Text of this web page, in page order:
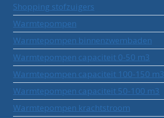
Shopping stofzuigers
Warmtepompen
Warmtepompen binnenzwembaden
Warmtepompen capaciteit 0-50 m3
Warmtepompen capaciteit 100-150 m3
Warmtepompen capaciteit 50-100 m3
Warmtepompen krachtstroom